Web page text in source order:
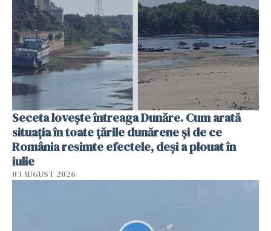
Seceta lovește întreaga Dunăre. Cum arată
situația în toate țările dunărene și de ce
România resimte efectele, deși a plouat în
iulie
03 AUGUST 2026